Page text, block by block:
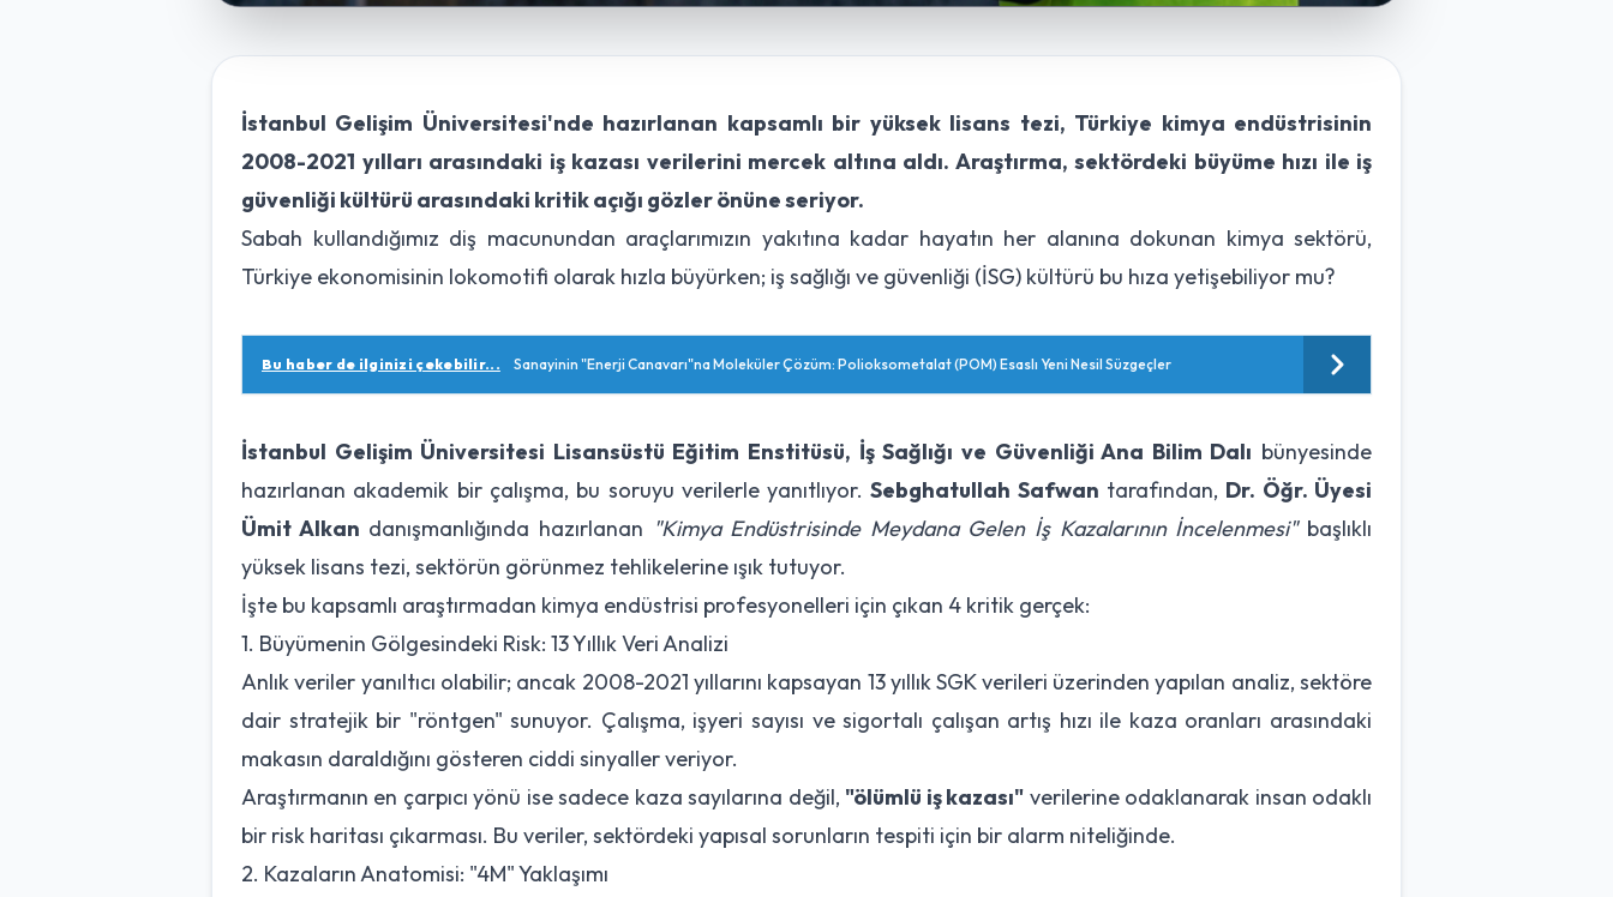
İstanbul Gelişim Üniversitesi'nde hazırlanan kapsamlı bir yüksek lisans tezi, Türkiye kimya endüstrisinin
2008-2021 yılları arasındaki iş kazası verilerini mercek altına aldı. Araştırma, sektördeki büyüme hızı ile iş
güvenliği kültürü arasındaki kritik açığı gözler önüne seriyor.
Sabah kullandığımız diş macunundan araçlarımızın yakıtına kadar hayatın her alanına dokunan kimya sektörü,
Türkiye ekonomisinin lokomotifi olarak hızla büyürken; iş sağlığı ve güvenliği (İSG) kültürü bu hıza yetişebiliyor mu?
Bu haber de ilginizi çekebilir... Sanayinin "Enerji Canavarı"na Moleküler Çözüm: Polioksometalat (POM) Esaslı Yeni Nesil Süzgeçler
İstanbul Gelişim Üniversitesi Lisansüstü Eğitim Enstitüsü, İş Sağlığı ve Güvenliği Ana Bilim Dalı bünyesinde
hazırlanan akademik bir çalışma, bu soruyu verilerle yanıtlıyor.Sebghatullah Safwan tarafından, Dr. Öğr. Üyesi
Ümit Alkan danışmanlığında hazırlanan "Kimya Endüstrisinde Meydana Gelen İş Kazalarının İncelenmesi"başlıklı
yüksek lisans tezi, sektörün görünmez tehlikelerine ışık tutuyor.
İşte bu kapsamlı araştırmadan kimya endüstrisi profesyonelleri için çıkan 4 kritik gerçek:
1. Büyümenin Gölgesindeki Risk: 13 Yıllık Veri Analizi
Anlık veriler yanıltıcı olabilir; ancak 2008-2021 yıllarını kapsayan 13 yıllık SGK verileri üzerinden yapılan analiz, sektöre
dair stratejik bir "röntgen" sunuyor. Çalışma, işyeri sayısı ve sigortalı çalışan artış hızı ile kaza oranları arasındaki
makasın daraldığını gösteren ciddi sinyaller veriyor.
Araştırmanın en çarpıcı yönü ise sadece kaza sayılarına değil, "ölümlü iş kazası" verilerine odaklanarak insan odaklı
bir risk haritası çıkarması. Bu veriler, sektördeki yapısal sorunların tespiti için bir alarm niteliğinde.
2. Kazaların Anatomisi: "4M" Yaklaşımı